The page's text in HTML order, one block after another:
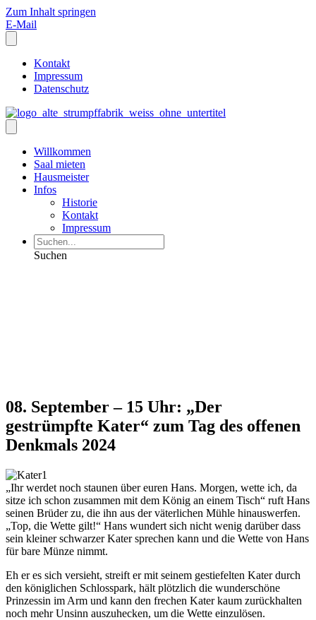
Zum Inhalt springen
E-Mail
Kontakt
Impressum
Datenschutz
Willkommen
Saal mieten
Hausmeister
Infos
Historie
Kontakt
Impressum
Suchen
08. September – 15 Uhr: „Der
gestrümpfte Kater“ zum Tag des offenen
Denkmals 2024
„Ihr werdet noch staunen über euren Hans. Morgen, wette ich, da
sitze ich schon zusammen mit dem König an einem Tisch“ ruft Hans
seinen Brüder zu, die ihn aus der väterlichen Mühle hinauswerfen.
„Top, die Wette gilt!“ Hans wundert sich nicht wenig darüber dass
sein kleiner schwarzer Kater sprechen kann und die Wette von Hans
für bare Münze nimmt.
Eh er es sich versieht, streift er mit seinem gestiefelten Kater durch
den königlichen Schlosspark, hält plötzlich die wunderschöne
Prinzessin im Arm und kann den frechen Kater kaum zurückhalten
noch mehr Unsinn auszuhecken, um die Wette einzulösen.